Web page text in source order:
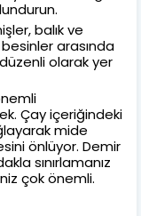
balık ve
arasında
olarak yer
Çay içeriğindeki
mide
önlüyor. Demir
sınırlamanız
çok önemli.